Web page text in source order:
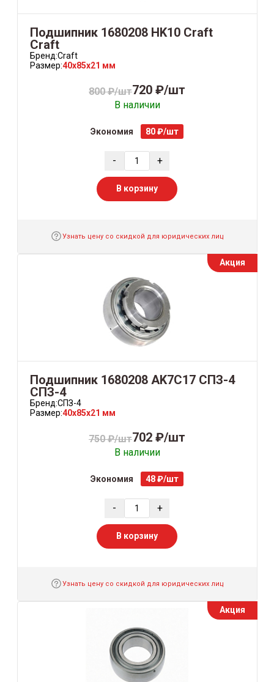
Подшипник 1680208 HK10 Craft
Craft
Бренд:Craft
Размер:40x85x21 мм
800 ₽/шт720 ₽/шт
В наличии
Экономия 80 ₽/шт
- +
В корзину
Узнать цену со скидкой для юридических лиц
Акция
Подшипник 1680208 АK7C17 СПЗ-4
СПЗ-4
Бренд:СПЗ-4
Размер:40x85x21 мм
750 ₽/шт702 ₽/шт
В наличии
Экономия 48 ₽/шт
- +
В корзину
Узнать цену со скидкой для юридических лиц
Акция